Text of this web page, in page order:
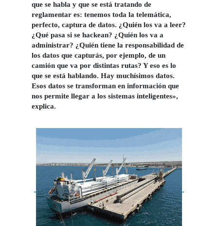
que se habla y que se está tratando de
reglamentar es: tenemos toda la telemática,
perfecto, captura de datos. ¿Quién los va a leer?
¿Qué pasa si se hackean? ¿Quién los va a
administrar? ¿Quién tiene la responsabilidad de
los datos que capturás, por ejemplo, de un
camión que va por distintas rutas? Y eso es lo
que se está hablando. Hay muchísimos datos.
Esos datos se transforman en información que
nos permite llegar a los sistemas inteligentes»,
explica.